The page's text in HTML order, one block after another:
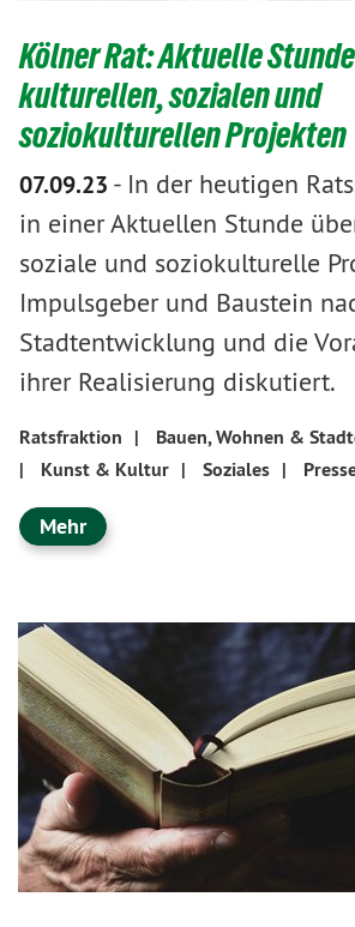
Kölner Rat: Aktuelle
kulturellen, sozialen und
soziokulturellen Projekten
07.09.23 - In der heutigen
in einer Aktuellen Stunde
soziale und soziokulturelle
Impulsgeber und Baustein
Stadtentwicklung und die
ihrer Realisierung diskutiert.
Ratsfraktion |
Bauen, Wohnen &
|
Kunst & Kultur | Soziales |
Mehr